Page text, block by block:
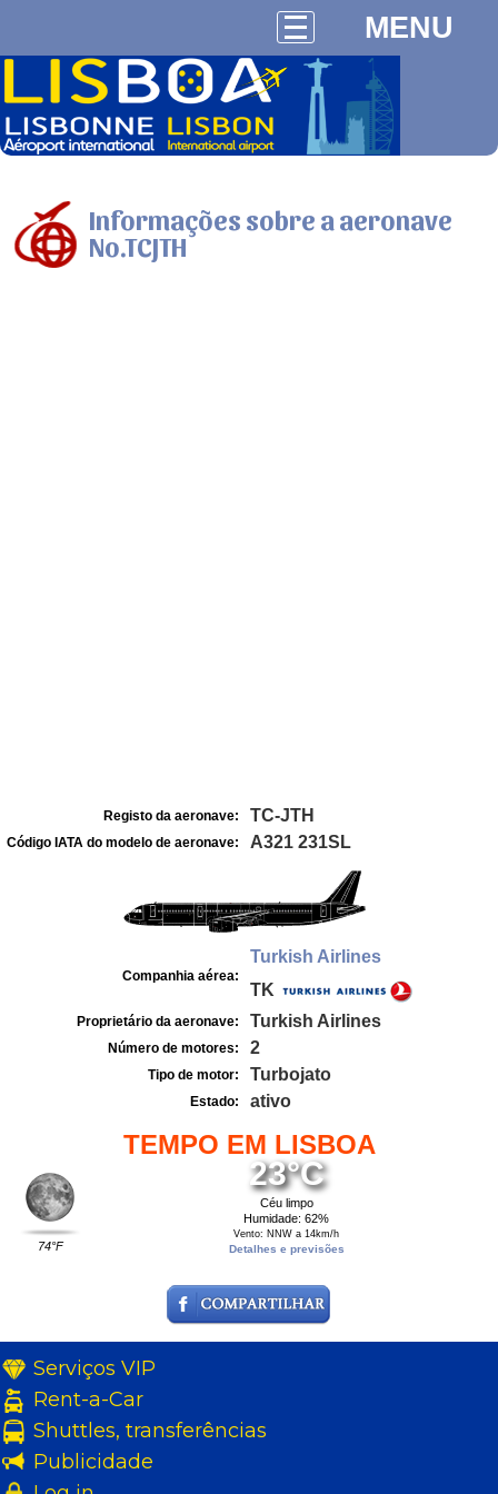
MENU
Informações sobre a aeronave
No.TCJTH
Registo da aeronave: TC-JTH
Código IATA do modelo de aeronave: A321 231SL
Companhia aérea:
Turkish Airlines
TK
Proprietário da aeronave: Turkish Airlines
Número de motores: 2
Tipo de motor: Turbojato
Estado: ativo
TEMPO EM LISBOA
74°F
23°C
Céu limpo
Humidade: 62%
Vento: NNW a 14km/h
Detalhes e previsões
Serviços VIP
Rent-a-Car
Shuttles, transferências
Publicidade